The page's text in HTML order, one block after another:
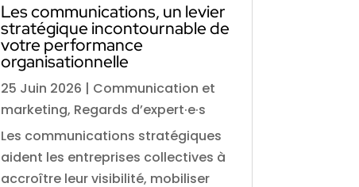
Les communications, un levier
stratégique incontournable de
votre performance
organisationnelle
25 Juin 2026 | Communication et
marketing, Regards d’expert·e·s
Les communications stratégiques
aident les entreprises collectives à
accroître leur visibilité, mobiliser